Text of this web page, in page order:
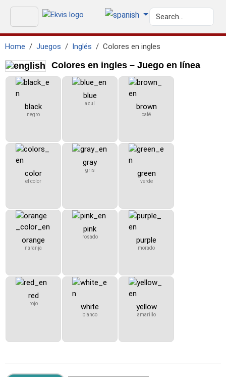
Home Juegos Inglés Colores en ingles
Colores en ingles – Juego en línea
black
negro
blue
azul brown
café
color
el color
gray
gris green
verde
orange
naranja
pink
rosado purple
morado
red
rojo white
blanco
yellow
amarillo